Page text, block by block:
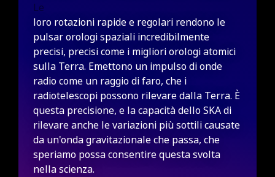
Le
loro rotazioni rapide e regolari rendono le
pulsar orologi spaziali incredibilmente
precisi, precisi come i migliori orologi atomici
sulla Terra. Emettono un impulso di onde
radio come un raggio di faro, che i
radiotelescopi possono rilevare dalla Terra. È
questa precisione, e la capacità dello SKA di
rilevare anche le variazioni più sottili causate
da un'onda gravitazionale che passa, che
speriamo possa consentire questa svolta
nella scienza.